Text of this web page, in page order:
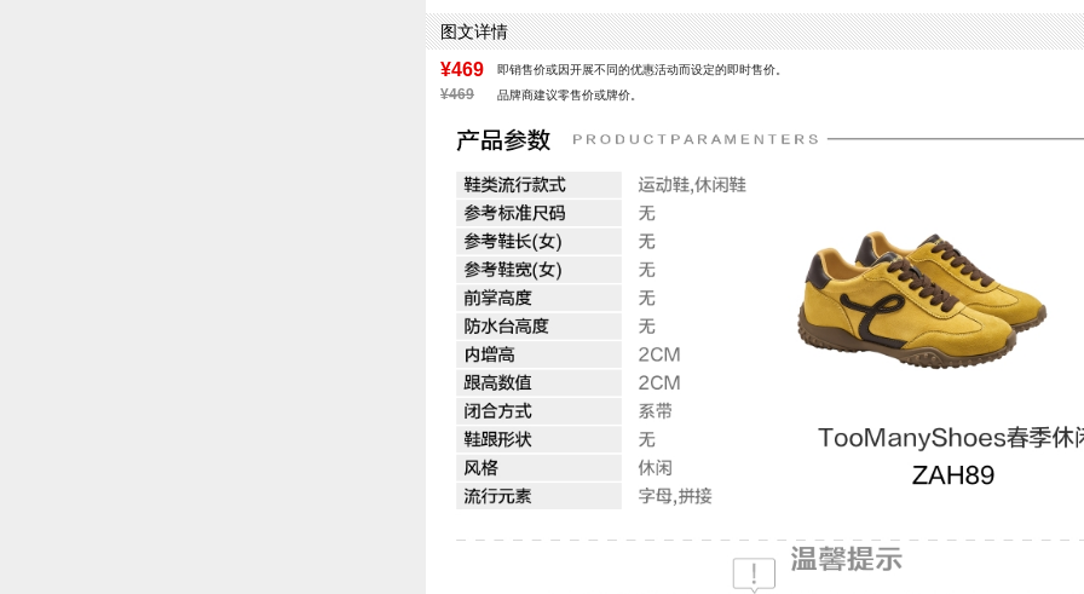
图文详情
¥469 即销售价或因开展不同的优惠活动而设定的即时售价。
¥469 品牌商建议零售价或牌价。